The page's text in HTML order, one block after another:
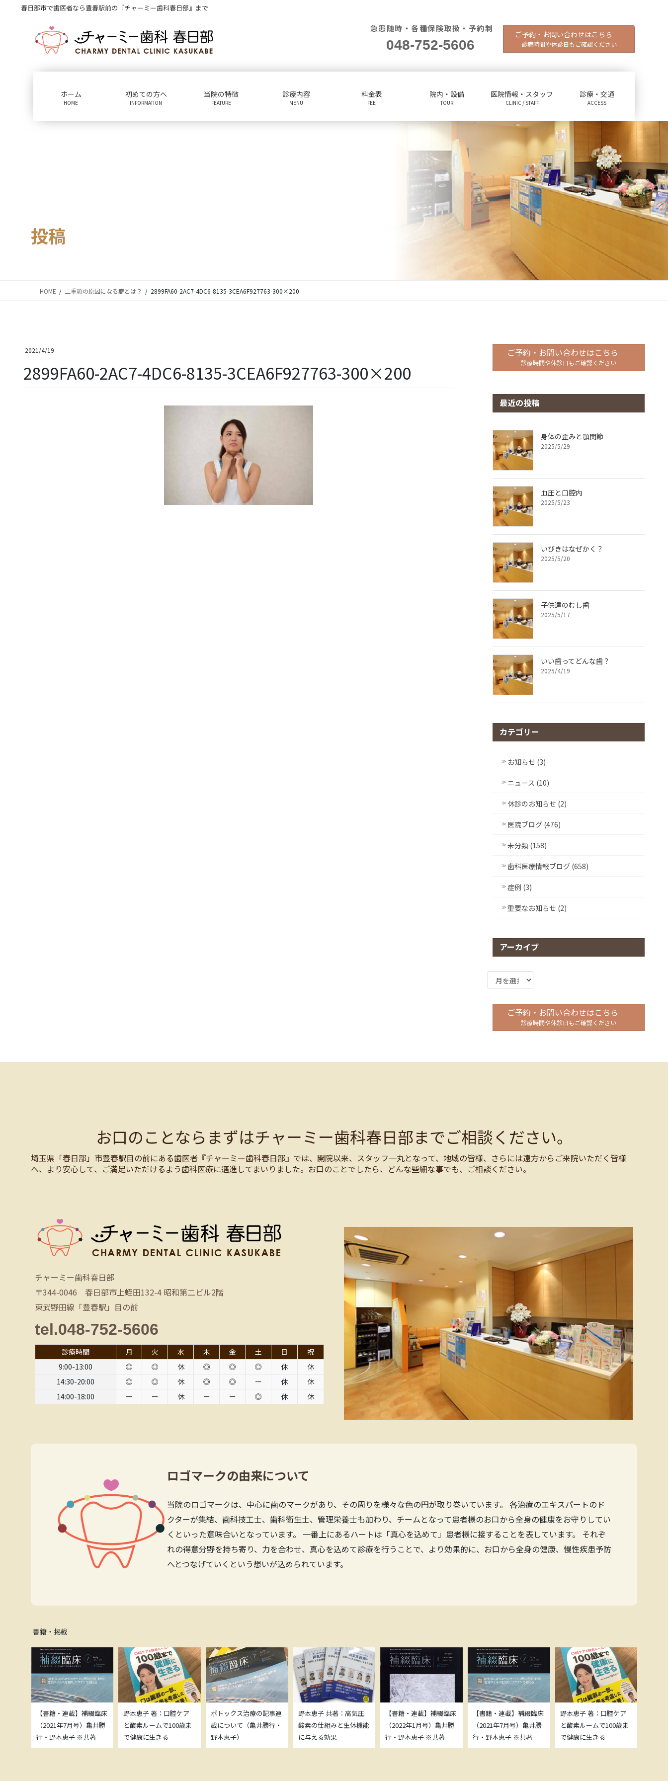
春日部市で歯医者なら豊春駅前の『チャーミー歯科春日部』まで
急患随時・各種保険取扱・予約制
048-752-5606
ご予約・お問い合わせはこちら
診療時間や休診日もご確認ください
ホーム
HOME
初めての方へ
INFORMATION
当院の特徴
FEATURE
診療内容
MENU
料金表
FEE
院内・設備
TOUR
医院情報・スタッフ
CLINIC / STAFF
診療・交通
ACCESS
投稿
HOME 二重顎の原因になる癖とは？ 2899FA60-2AC7-4DC6-8135-3CEA6F927763-300×200
2021/4/19
2899FA60-2AC7-4DC6-8135-3CEA6F927763-300×200
ご予約・お問い合わせはこちら
診療時間や休診日もご確認ください
最近の投稿
身体の歪みと顎関節
2025/5/29
血圧と口腔内
2025/5/23
いびきはなぜかく？
2025/5/20
子供達のむし歯
2025/5/17
いい歯ってどんな歯？
2025/4/19
カテゴリー
お知らせ (3)
ニュース (10)
休診のお知らせ (2)
医院ブログ (476)
未分類 (158)
歯科医療情報ブログ (658)
症例 (3)
重要なお知らせ (2)
アーカイブ
ア
ー
イ
ご予約・お問い合わせはこちら
診療時間や休診日もご確認ください
お口のことならまずはチャーミー歯科春日部までご相談ください。
埼玉県「春日部」市豊春駅目の前にある歯医者『チャーミー歯科春日部』では、開院以来、スタッフ一丸となって、地域の皆様、さらには遠方からご来院いただく皆様
へ、より安心して、ご満足いただけるよう歯科医療に邁進してまいりました。お口のことでしたら、どんな些細な事でも、ご相談ください。
チャーミー歯科春日部
〒344-0046 春日部市上蛭田132-4 昭和第二ビル2階
東武野田線「豊春駅」目の前
tel.048-752-5606
診療時間 月 火 水 木 金 土 日
祝
9:00-13:00
◎ ◎ 休 ◎ ◎ ◎ 休
休
14:30-20:00
◎ ◎ 休 ◎ ◎ ー 休
休
14:00-18:00
ー ー 休 ー ー ◎ 休 休
ロゴマークの由来について
当院のロゴマークは、中心に歯のマークがあり、その周りを様々な色の円が取り巻いています。 各治療のエキスパートのド
クターが集結、歯科技工士、歯科衛生士、管理栄養士も加わり、チームとなって患者様のお口から全身の健康をお守りしてい
くといった意味合いとなっています。 一番上にあるハートは「真心を込めて」患者様に接することを表しています。 それぞ
れの得意分野を持ち寄り、力を合わせ、真心を込めて診療を行うことで、より効果的に、お口から全身の健康、慢性疾患予防
へとつなげていくという想いが込められています。
書籍・掲載
【書籍・連載】補綴臨床
（2021年7月号）亀井勝
行・野本恵子 ※共著
野本恵子 著：口腔ケア
と酸素ルームで100歳ま
で健康に生きる
ボトックス治療の記事連
載について（亀井勝行・
野本恵子）
野本恵子 共著：高気圧
酸素の仕組みと生体機能
に与える効果
【書籍・連載】補綴臨床
（2022年1月号）亀井勝
行・野本恵子 ※共著
【書籍・連載】補綴臨床
（2021年7月号）亀井勝
行・野本恵子 ※共著
野本恵子 著：口腔ケア
と酸素ルームで100歳ま
で健康に生きる